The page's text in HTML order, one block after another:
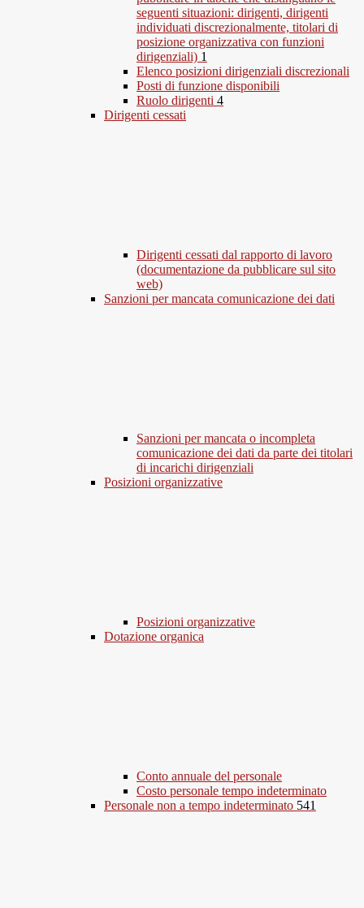
seguenti situazioni: dirigenti, dirigenti
individuati discrezionalmente, titolari di
posizione organizzativa con funzioni
dirigenziali) 1
Elenco posizioni dirigenziali discrezionali
Posti di funzione disponibili
Ruolo dirigenti 4
Dirigenti cessati
Dirigenti cessati dal rapporto di lavoro
(documentazione da pubblicare sul sito
web)
Sanzioni per mancata comunicazione dei dati
Sanzioni per mancata o incompleta
comunicazione dei dati da parte dei titolari
di incarichi dirigenziali
Posizioni organizzative
Posizioni organizzative
Dotazione organica
Conto annuale del personale
Costo personale tempo indeterminato
Personale non a tempo indeterminato 541